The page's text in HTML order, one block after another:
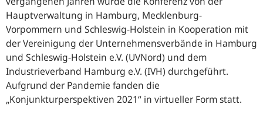
Hauptverwaltung in Hamburg, Mecklenburg-
Vorpommern und Schleswig-Holstein in Kooperation mit
der Vereinigung der Unternehmensverbände in Hamburg
und Schleswig-Holstein e.V. (UVNord) und dem
Industrieverband Hamburg e.V. (IVH) durchgeführt.
Aufgrund der Pandemie fanden die
„Konjunkturperspektiven 2021“ in virtueller Form statt.